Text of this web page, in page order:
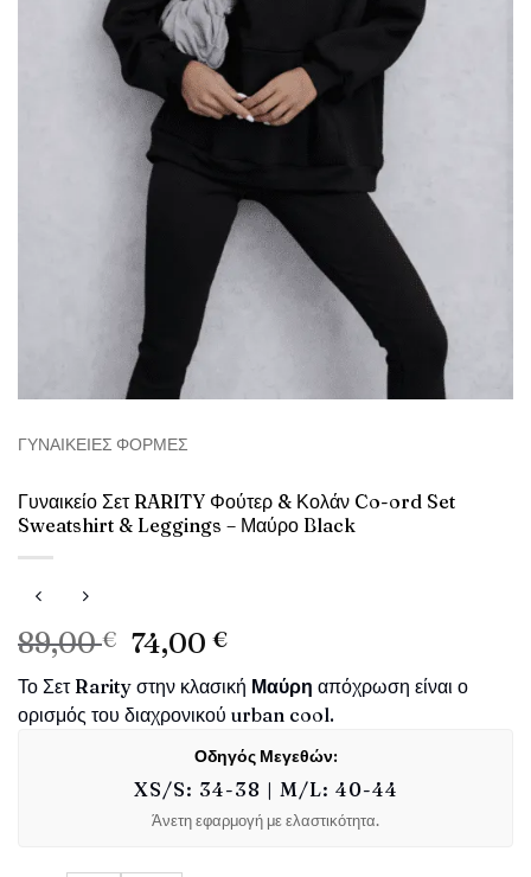
ΓΥΝΑΙΚΕΊΕΣ ΦΌΡΜΕΣ
Γυναικείο Σετ RARITY Φούτερ & Κολάν Co-ord Set
Sweatshirt & Leggings – Μαύρο Black
89,00€ Original
price
was:
89,00 €.
74,00€Η
τρέχουσα
τιμή
είναι:
74,00 €.
Το ΣετRarity στην κλασική Μαύρη απόχρωση είναι ο
ορισμός του διαχρονικού urban cool.
Οδηγός Μεγεθών:
XS/S: 34-38 | M/L: 40-44
Άνετη εφαρμογή με ελαστικότητα.